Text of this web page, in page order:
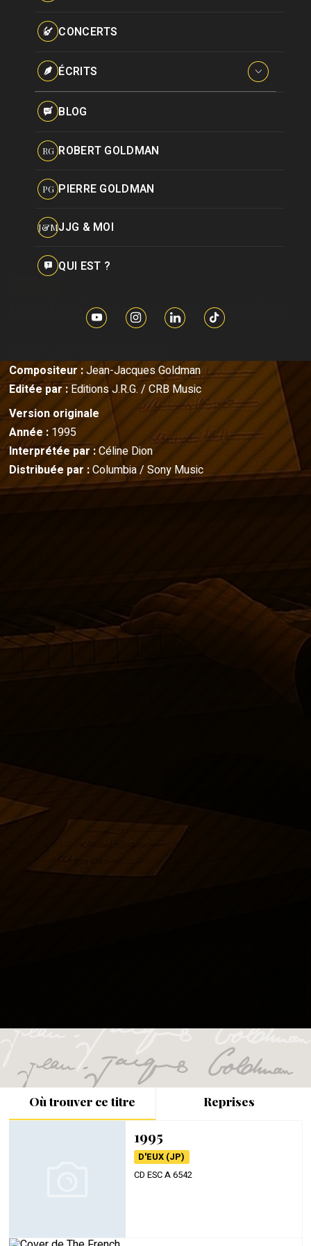
Pseudonymes
CONCERTS
ÉCRITS
Interviews
BLOG
RG ROBERT GOLDMAN
PG PIERRE GOLDMAN
J&MJJG & MOI
QUI EST ?
Les derniers seront les premiers
Compositeur :Jean-Jacques Goldman
Editée par :Editions J.R.G. / CRB Music
Version originale
Année :1995
Interprétée par :Céline Dion
Distribuée par :Columbia / Sony Music
Où trouver ce titre Reprises
1995
D'EUX (JP)
CD ESC A 6542